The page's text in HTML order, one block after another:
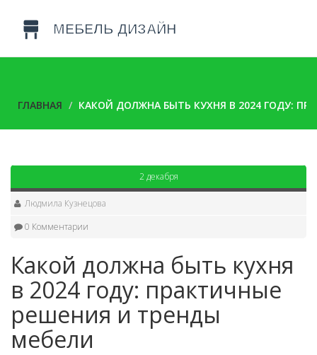
ГЛАВНАЯ КАКОЙ ДОЛЖНА БЫТЬ КУХНЯ В 2024 ГОДУ:
2 декабря
Людмила Кузнецова
0 Комментарии
Какой должна быть кухня
в 2024 году: практичные
решения и тренды
мебели